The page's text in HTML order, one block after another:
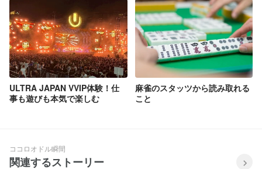
ULTRA JAPAN VVIP体験！仕
事も遊びも本気で楽しむ
麻雀のスタッツから読み取れる
こと
ココロオドル瞬間
関連するストーリー